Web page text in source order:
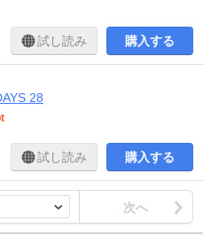
試し読み 購入する
28
試し読み 購入する
次へ